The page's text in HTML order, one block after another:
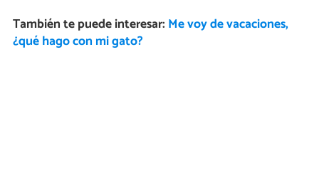
También te puede interesar: Me voy de vacaciones,
¿qué hago con mi gato?